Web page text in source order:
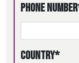
Phone
Country*